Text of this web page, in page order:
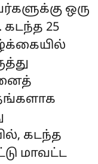
ஒரு
25
கடந்த
மாவட்ட